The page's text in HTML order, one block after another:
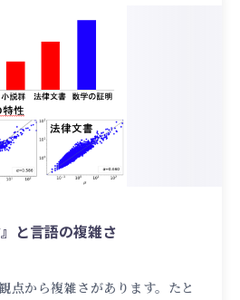
』と言語の複雑さ
点から複雑さがあります。たと